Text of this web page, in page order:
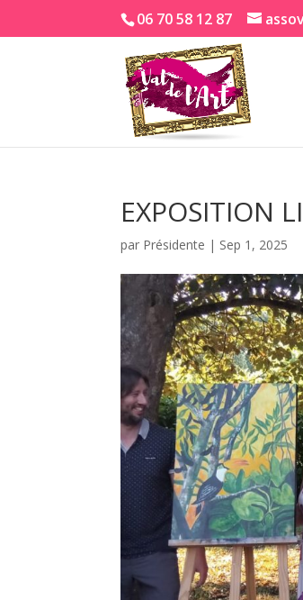
06 70 58 12 87
EXPOSITION
par Présidente | Sep 1, 2025